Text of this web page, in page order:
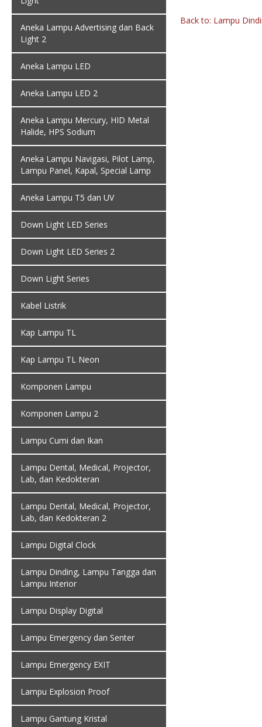
Aneka Lampu Advertising dan Back
Light 2
Aneka Lampu LED
Aneka Lampu LED 2
Aneka Lampu Mercury, HID Metal
Halide, HPS Sodium
Aneka Lampu Navigasi, Pilot Lamp,
Lampu Panel, Kapal, Special Lamp
Aneka Lampu T5 dan UV
Down Light LED Series
Down Light LED Series 2
Down Light Series
Kabel Listrik
Kap Lampu TL
Kap Lampu TL Neon
Komponen Lampu
Komponen Lampu 2
Lampu Cumi dan Ikan
Lampu Dental, Medical, Projector,
Lab, dan Kedokteran
Lampu Dental, Medical, Projector,
Lab, dan Kedokteran 2
Lampu Digital Clock
Lampu Dinding, Lampu Tangga dan
Lampu Interior
Lampu Display Digital
Lampu Emergency dan Senter
Lampu Emergency EXIT
Lampu Explosion Proof
Lampu Gantung Kristal
Back to: Lampu